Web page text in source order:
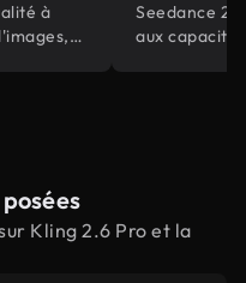
à
Seedance
aux
Kling 2.6 Pro et la